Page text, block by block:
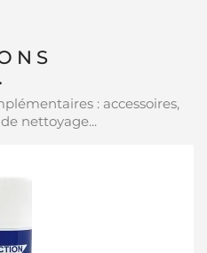
: accessoires,
nettoyage...